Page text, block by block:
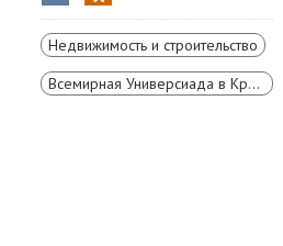
Недвижимость и строительство
Всемирная Универсиада в Красноярске